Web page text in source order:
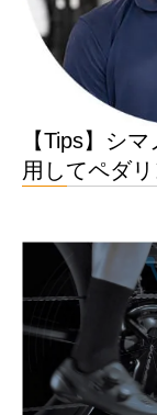
【Tips】シ
用してペダ